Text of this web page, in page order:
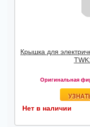
Крышка для
Оригинальная
Нет в наличии